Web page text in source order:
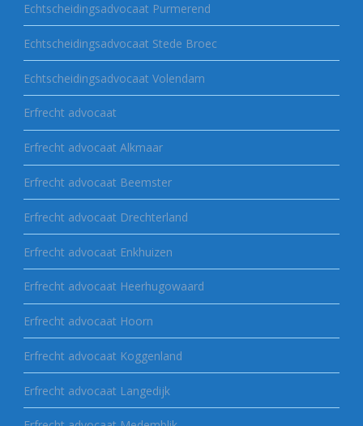
Echtscheidingsadvocaat Purmerend
Echtscheidingsadvocaat Stede Broec
Echtscheidingsadvocaat Volendam
Erfrecht advocaat
Erfrecht advocaat Alkmaar
Erfrecht advocaat Beemster
Erfrecht advocaat Drechterland
Erfrecht advocaat Enkhuizen
Erfrecht advocaat Heerhugowaard
Erfrecht advocaat Hoorn
Erfrecht advocaat Koggenland
Erfrecht advocaat Langedijk